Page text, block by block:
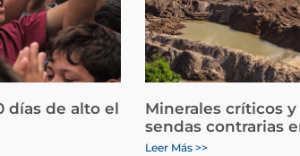
días de alto el
Minerales críticos
sendas contrarias
Leer Más >>